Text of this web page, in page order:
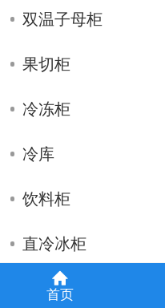
双温子母柜
果切柜
冷冻柜
冷库
饮料柜
直冷冰柜
直冷鲜肉柜
首页